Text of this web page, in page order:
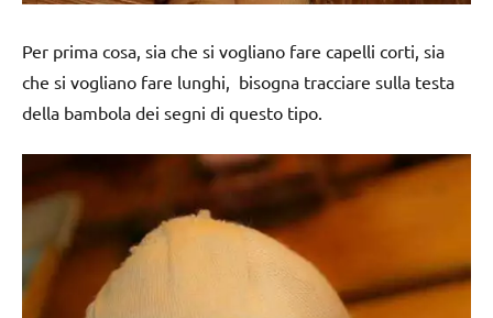
Per prima cosa, sia che si vogliano fare capelli corti, sia
che si vogliano fare lunghi, bisogna tracciare sulla testa
della bambola dei segni di questo tipo.